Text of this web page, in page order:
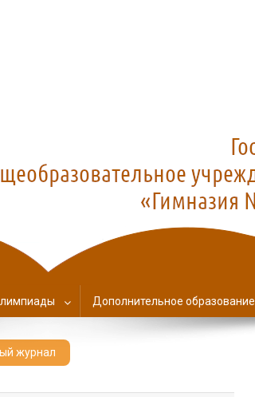
Дополнительное образование
журнал